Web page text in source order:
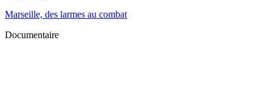
Marseille, des larmes au combat
Documentaire